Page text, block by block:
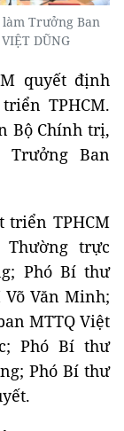
Trưởng Ban
DŨNG
quyết định
TPHCM.
Bộ Chính trị,
Ban
triển TPHCM
trực
Phó Bí thư
Võ Văn Minh;
MTTQ Việt
Phó Bí thư
Phó Bí thư